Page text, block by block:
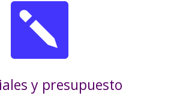

y presupuesto